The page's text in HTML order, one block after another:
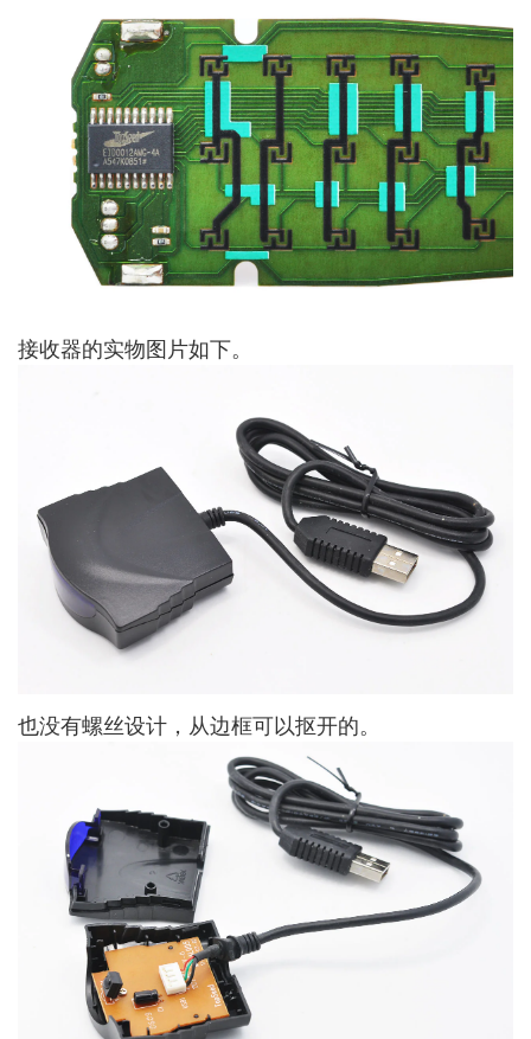
接收器的实物图片如下。
也没有螺丝设计，从边框可以抠开的。